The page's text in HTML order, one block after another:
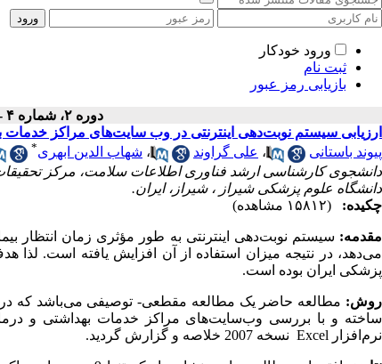
ورود خودکار
ثبت نام
بازیابی رمز عبور
دوره ۲، شماره ۴ - ( زمستان ۱۳۹۴ )
ارزیابی سیستم نوبت‌دهی اینترنتی در وب سایت‌های مراکز خدمات
پیوند باستانی
، علی گراوند ، شهاب الدین ابهری*
دانشجوی کارشناسی ارشد فناوری اطلاعات سلامت‌، مرکز
دانشگاه علوم پزشکی شیراز ، شیراز، ایران.
چکیده:
(۱۵۸۱۲ مشاهده)
مقدمه: سیستم نوبت‌دهی اینترنتی به طور مؤثری زمان انتظار
می‌دهد، در نتیجه میزان استفاده از آن افزایش یافته است. لذا
پزشکی ایران بوده است.
روش:
ساخته و با بررسی وب‌سایت‌های مراکز خدمات بهداشتی و درمانی
نرم‌افزار Excel نسخه 2007 خلاصه و گزارش گردید.